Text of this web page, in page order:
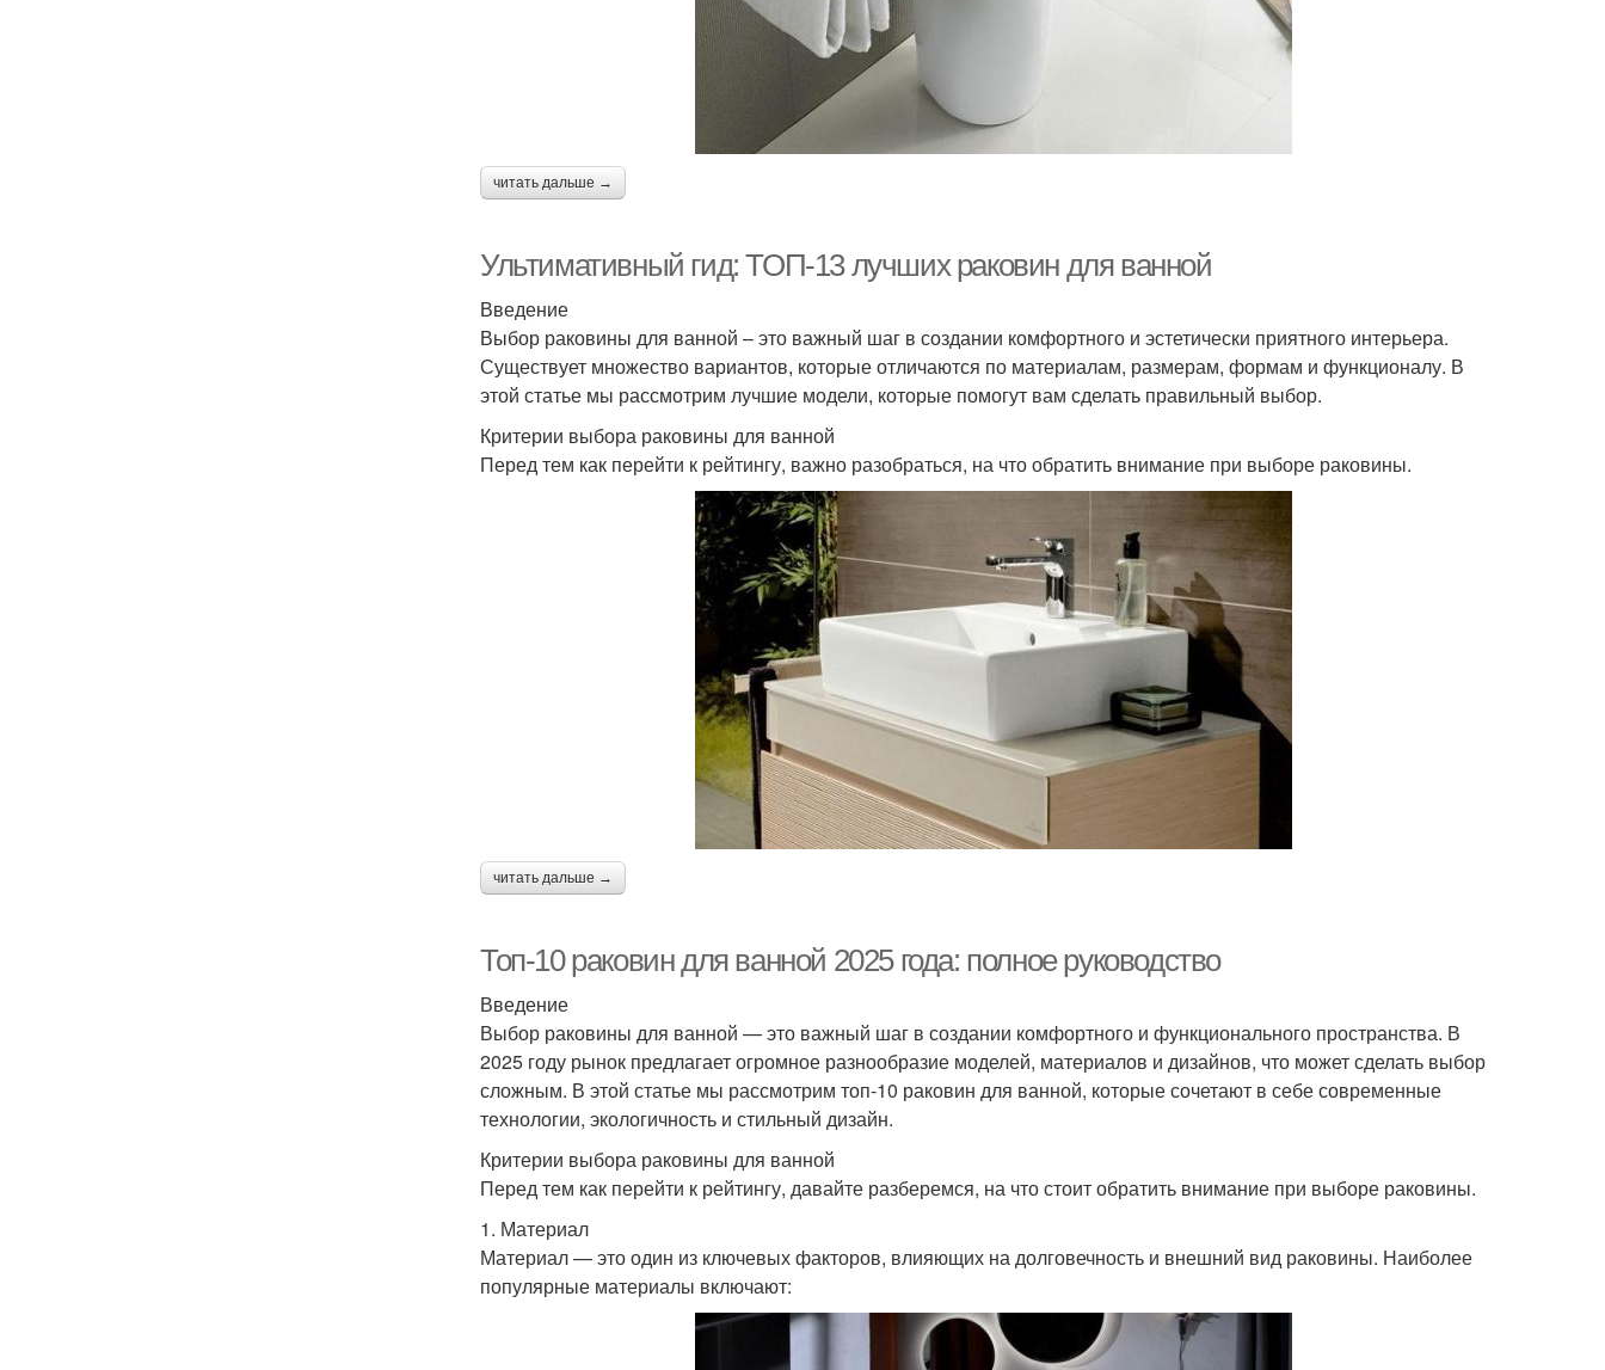
читать дальше →
Ультимативный гид: ТОП-13 лучших раковин для ванной
Введение
Выбор раковины для ванной – это важный шаг в создании комфортного и эстетически приятного интерьера.
Существует множество вариантов, которые отличаются по материалам, размерам, формам и функционалу. В
этой статье мы рассмотрим лучшие модели, которые помогут вам сделать правильный выбор.
Критерии выбора раковины для ванной
Перед тем как перейти к рейтингу, важно разобраться, на что обратить внимание при выборе раковины.
читать дальше →
Топ-10 раковин для ванной 2025 года: полное руководство
Введение
Выбор раковины для ванной — это важный шаг в создании комфортного и функционального пространства. В
2025 году рынок предлагает огромное разнообразие моделей, материалов и дизайнов, что может сделать выбор
сложным. В этой статье мы рассмотрим топ-10 раковин для ванной, которые сочетают в себе современные
технологии, экологичность и стильный дизайн.
Критерии выбора раковины для ванной
Перед тем как перейти к рейтингу, давайте разберемся, на что стоит обратить внимание при выборе раковины.
1. Материал
Материал — это один из ключевых факторов, влияющих на долговечность и внешний вид раковины. Наиболее
популярные материалы включают: